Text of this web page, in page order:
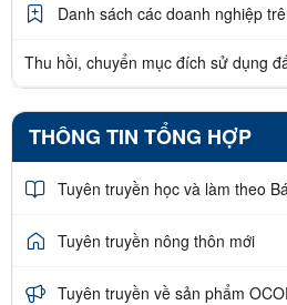
Danh sách các doanh nghiệp
Thu hồi, chuyển mục đích sử dụng
THÔNG TIN TỔNG HỢP
Tuyên truyền học và làm theo
Tuyên truyền nông thôn mới
Tuyên truyền về sản phẩm